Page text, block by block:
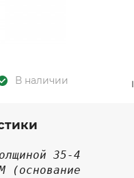
В наличии
35-45 мм.
(основание